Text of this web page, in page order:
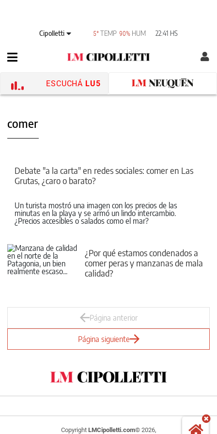
Cipolletti 5°TEMP 90% HUM 22:41 HS
ESCUCHÁ LU5
comer
Debate "a la carta" en redes sociales: comer en Las
Grutas, ¿caro o barato?
Un turista mostró una imagen con los precios de las
minutas en la playa y se armó un lindo intercambio.
¿Precios accesibles o salados como el mar?
¿Por qué estamos condenados a
comer peras y manzanas de mala
calidad?
Página anterior
Página siguiente
Copyright LMCipolletti.com© 2026,